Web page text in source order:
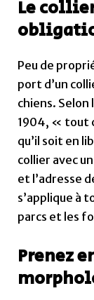
Le
Peu de
port d’un
chiens. Selon
1904, « tout
qu’il soit en
collier avec
et l’adresse
s’applique à
parcs et les
Prenez